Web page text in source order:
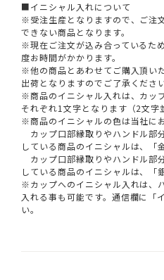
■イニシャル入れについて
※受注生産となりますので、ご注
できない商品となります。
※現在ご注文が込み合っているた
度お時間がかかります。
※他の商品とあわせてご購入頂い
出荷となりますのでご了承ください
※商品のイニシャル入れは、カッ
それぞれ1文字となります（2文字
※商品のイニシャルの色は当社に
カップ口部縁取りやハンドル部
している商品のイニシャルは、「
カップ口部縁取りやハンドル部
している商品のイニシャルは、「
※カップへのイニシャル入れは、
入れる事も可能です。通信欄に「
い。